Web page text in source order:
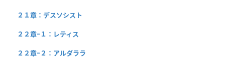
２１章：デスソシスト
２２章−１：レティス
２２章−２：アルダララ